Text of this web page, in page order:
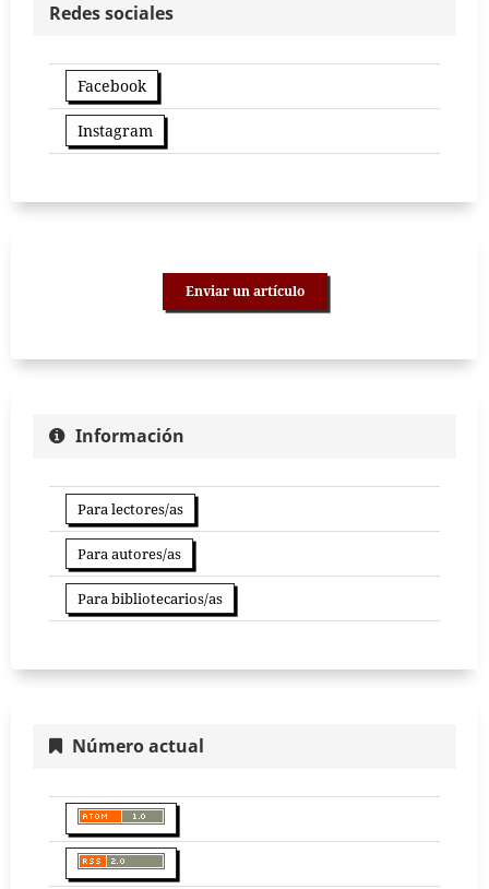
Redes sociales
Facebook
Instagram
Enviar un artículo
Información
Para lectores/as
Para autores/as
Para bibliotecarios/as
Número actual